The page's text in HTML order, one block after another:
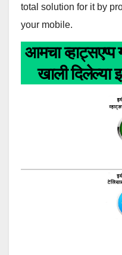
total solution for it by
your mobile.
आमचा व्हाट्सएप्प
खाली दिलेल्या